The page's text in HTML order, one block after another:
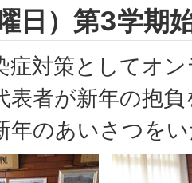
日）第3学期
症対策としてオ
表者が新年の抱
年のあいさつを